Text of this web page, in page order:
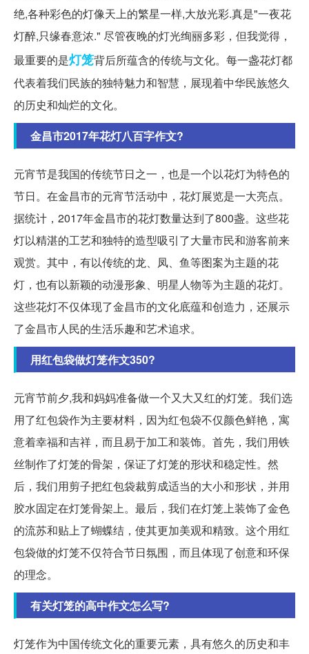
绝,各种彩色的灯像天上的繁星一样,大放光彩.真是"一夜花
灯醉,只缘春意浓." 尽管夜晚的灯光绚丽多彩，但我觉得，
最重要的是灯笼背后所蕴含的传统与文化。每一盏花灯都
代表着我们民族的独特魅力和智慧，展现着中华民族悠久
的历史和灿烂的文化。
金昌市2017年花灯八百字作文?
元宵节是我国的传统节日之一，也是一个以花灯为特色的
节日。在金昌市的元宵节活动中，花灯展览是一大亮点。
据统计，2017年金昌市的花灯数量达到了800盏。这些花
灯以精湛的工艺和独特的造型吸引了大量市民和游客前来
观赏。其中，有以传统的龙、凤、鱼等图案为主题的花
灯，也有以新颖的动漫形象、明星人物等为主题的花灯。
这些花灯不仅体现了金昌市的文化底蕴和创造力，还展示
了金昌市人民的生活乐趣和艺术追求。
用红包袋做灯笼作文350?
元宵节前夕,我和妈妈准备做一个又大又红的灯笼。我们选
用了红包袋作为主要材料，因为红包袋不仅颜色鲜艳，寓
意着幸福和吉祥，而且易于加工和装饰。首先，我们用铁
丝制作了灯笼的骨架，保证了灯笼的形状和稳定性。然
后，我们用剪子把红包袋裁剪成适当的大小和形状，并用
胶水固定在灯笼骨架上。最后，我们在灯笼上装饰了金色
的流苏和贴上了蝴蝶结，使其更加美观和精致。这个用红
包袋做的灯笼不仅符合节日氛围，而且体现了创意和环保
的理念。
有关灯笼的高中作文怎么写?
灯笼作为中国传统文化的重要元素，具有悠久的历史和丰